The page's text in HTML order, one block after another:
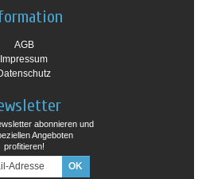
AGB
Impressum
abonnieren und
Angeboten
profitieren!